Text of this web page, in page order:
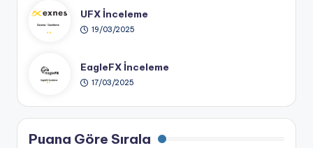
UFX İnceleme
19/03/2025
EagleFX İnceleme
17/03/2025
Puana Göre Sırala